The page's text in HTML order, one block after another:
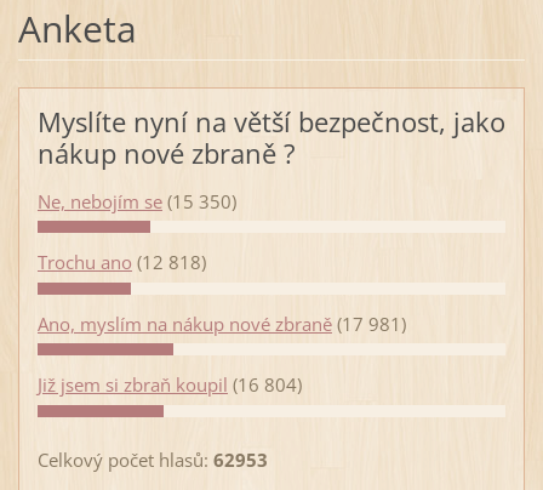
Anketa
Myslíte nyní na větší bezpečnost, jako
nákup nové zbraně ?
Ne, nebojím se (15 350)
Trochu ano (12 818)
Ano, myslím na nákup nové zbraně (17 981)
Již jsem si zbraň koupil (16 804)
Celkový počet hlasů: 62953